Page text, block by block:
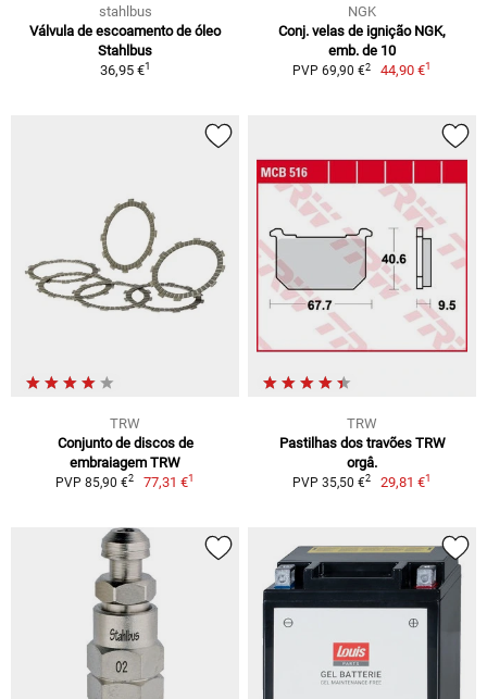
stahlbus
Válvula de escoamento de óleo
Stahlbus
36,95 €1
NGK
Conj. velas de ignição NGK,
emb. de 10
PVP 69,90 €2 44,90 €1
TRW
Conjunto de discos de
embraiagem TRW
PVP 85,90 €2 77,31 €1
TRW
Pastilhas dos travões TRW
orgâ.
PVP 35,50 €2 29,81 €1